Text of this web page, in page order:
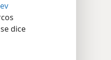
dice